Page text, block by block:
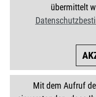
übermittelt
Mit dem Aufruf